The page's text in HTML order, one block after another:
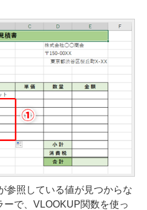
参照している値が見つからな
で、VLOOKUP関数を使っ